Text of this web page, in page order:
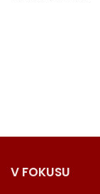
V FOKUSU